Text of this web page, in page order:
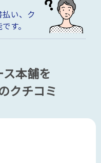
い、ク
す。
本舗を
クチコミ